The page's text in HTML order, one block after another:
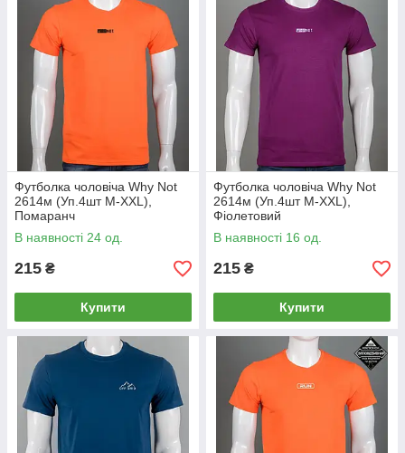
Футболка чоловіча Why Not
2614м (Уп.4шт M-XXL),
Помаранч
В наявності 24 од.
215 ₴
Купити
Футболка чоловіча Why Not
2614м (Уп.4шт M-XXL),
Фіолетовий
В наявності 16 од.
215 ₴
Купити